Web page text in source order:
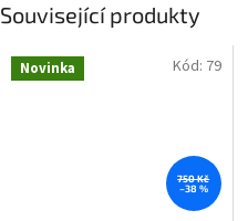
Související produkty
Novinka
750 Kč
–38 %
Kód: 79